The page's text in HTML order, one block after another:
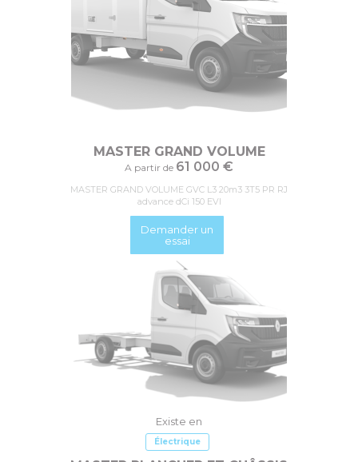
MASTER GRAND VOLUME
A partir de 61 000 €
MASTER GRAND VOLUME GVC L3 20m3 3T5 PR RJ
advance dCi 150 EVI
Demander un
essai
Existe en
Électrique